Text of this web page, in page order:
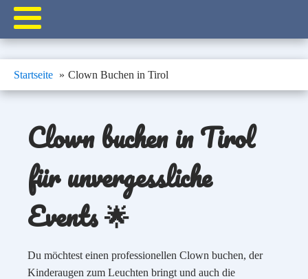
Startseite Clown Buchen in Tirol
Clown buchen in Tirol
für unvergessliche
Events 🌟
Du möchtest einen professionellen Clown buchen, der
Kinderaugen zum Leuchten bringt und auch die